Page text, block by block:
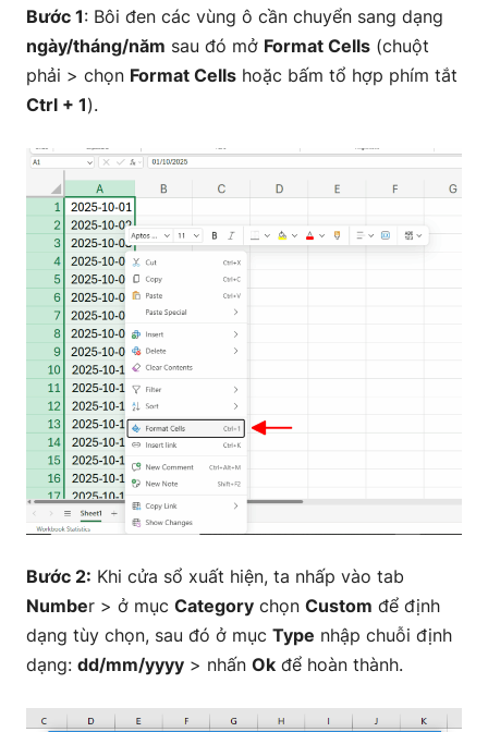
Bước 1: Bôi đen các vùng ô cần chuyển sang dạng
ngày/tháng/năm sau đó mở Format Cells (chuột
phải > chọn Format Cells hoặc bấm tổ hợp phím tắt
Ctrl + 1).
Bước 2: Khi cửa sổ xuất hiện, ta nhấp vào tab
Number > ở mục Category chọn Custom để định
dạng tùy chọn, sau đó ở mục Type nhập chuỗi định
dạng: dd/mm/yyyy > nhấn Ok để hoàn thành.